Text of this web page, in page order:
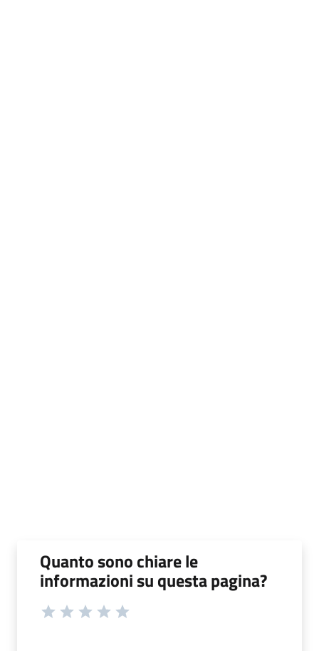
Quanto sono chiare le
informazioni su questa pagina?